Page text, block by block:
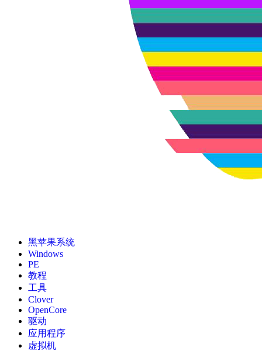
黑苹果系统
Windows
PE
教程
工具
Clover
OpenCore
驱动
应用程序
虚拟机